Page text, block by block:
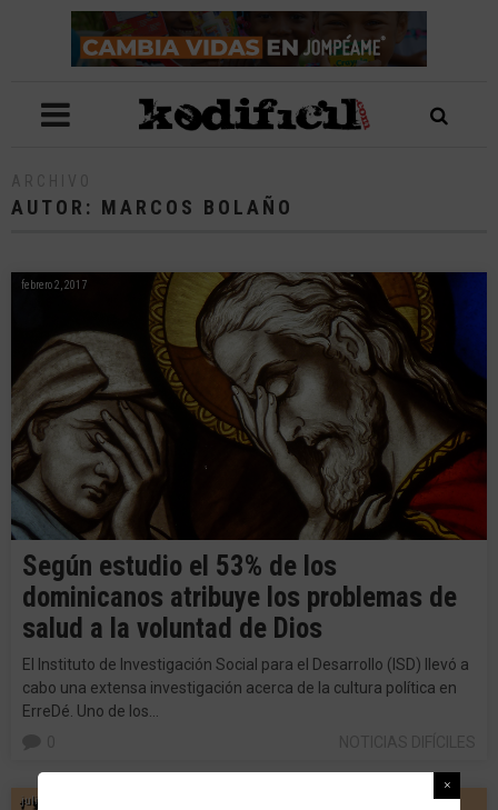
AUTOR: MARCOS BOLAÑO
febrero 2, 2017
Según estudio el 53% de los
dominicanos atribuye los problemas de
salud a la voluntad de Dios
El Instituto de Investigación Social para el Desarrollo (ISD) llevó a
cabo una extensa investigación acerca de la cultura política en
ErreDé. Uno de los…
julio 22, 2016